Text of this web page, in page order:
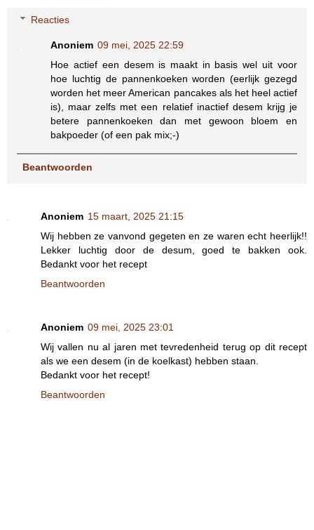
Reacties
Anoniem 09 mei, 2025 22:59
Hoe actief een desem is maakt in basis wel uit voor
hoe luchtig de pannenkoeken worden (eerlijk gezegd
worden het meer American pancakes als het heel actief
is), maar zelfs met een relatief inactief desem krijg je
betere pannenkoeken dan met gewoon bloem en
bakpoeder (of een pak mix;-)
Beantwoorden
Anoniem 15 maart, 2025 21:15
Wij hebben ze vanvond gegeten en ze waren echt heerlijk!!
Lekker luchtig door de desum, goed te bakken ook.
Bedankt voor het recept
Beantwoorden
Anoniem 09 mei, 2025 23:01
Wij vallen nu al jaren met tevredenheid terug op dit recept
als we een desem (in de koelkast) hebben staan.
Bedankt voor het recept!
Beantwoorden